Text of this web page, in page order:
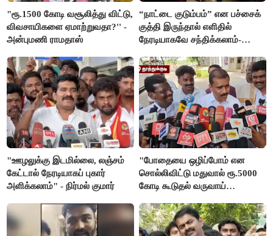
"ரூ.1500 கோடி வசூலித்து விட்டு,
விவசாயிகளை ஏமாற்றுவதா?'' -
அன்புமணி ராமதாஸ்
“நாட்டை குடும்பம்” என பச்சைக்
குத்தி இருந்தால் எளிதில்
நேரடியாகவே சந்திக்கலாம்-
"ஊழலுக்கு இடமில்லை, லஞ்சம்
கேட்டால் நேரடியாகப் புகார்
அளிக்கலாம்" - நிர்மல் குமார்
"போதையை ஒழிப்போம் என
சொல்லிவிட்டு மதுவால் ரூ.5000
கோடி கூடுதல் வருவாய்
மார்க்கண்டேயன்